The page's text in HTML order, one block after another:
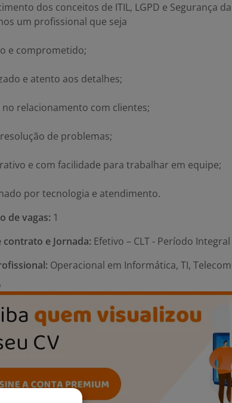
dos conceitos de ITIL, LGPD e Segurança
um profissional que seja
e comprometido;
e atento aos detalhes;
no relacionamento com clientes;
de problemas;
e com facilidade para trabalhar em equipe;
por tecnologia e atendimento.
de vagas: 1
contrato e Jornada: Efetivo – CLT - Período Integral
Operacional em Informática, TI,